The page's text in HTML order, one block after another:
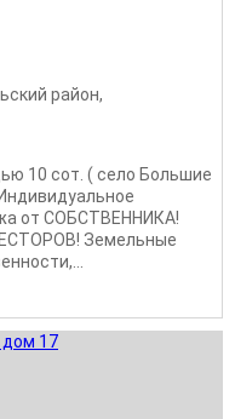
район,
10 сот. ( село Большие
от СОБСТВЕННИКА!
Земельные